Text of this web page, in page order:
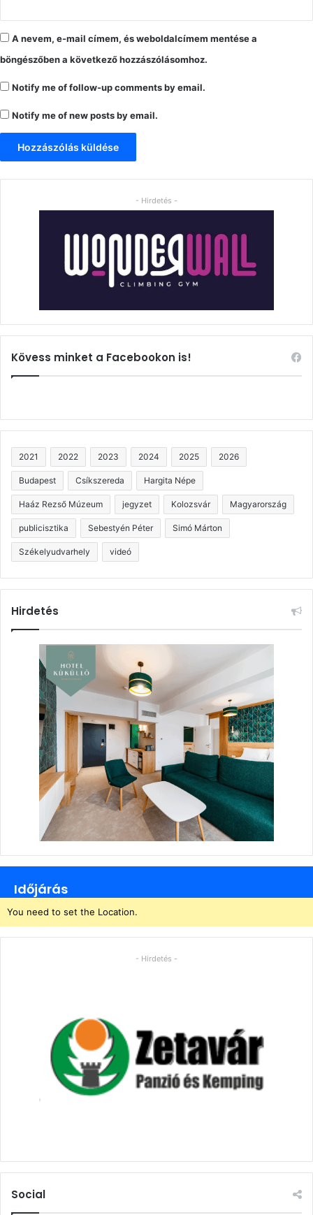
A nevem, e-mail címem, és weboldalcímem mentése a
böngészőben a következő hozzászólásomhoz.
Notify me of follow-up comments by email.
Notify me of new posts by email.
- Hirdetés -
Kövess minket a Facebookon is!
2021 2022 2023 2024 2025 2026
Budapest Csíkszereda Hargita Népe
Haáz Rezső Múzeum jegyzet Kolozsvár Magyarország
publicisztika Sebestyén Péter Simó Márton
Székelyudvarhely videó
Hirdetés
Időjárás
You need to set the Location.
- Hirdetés -
Social